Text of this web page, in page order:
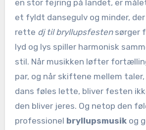
en stor fejring på landet, er
et fyldt dansegulv og minder, der
rette dj til bryllupsfestensørger
lyd og lys spiller harmonisk
stil. Når musikken løfter
par, og når skiftene mellem
dans føles lette, bliver festen
den bliver jeres. Og netop den
professionel bryllupsmusikog